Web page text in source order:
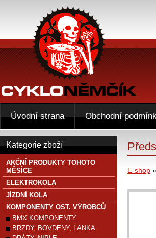
E-shop »
Kategorie zboží
AKČNÍ PRODUKTY TOHOTO
MĚSÍCE
ELEKTROKOLA
JÍZDNÍ KOLA
KOMPONENTY OST. VÝROBCŮ
BMX KOMPONENTY
BRZDY, BOVDENY, LANKA
Úvodní strana Obchodní